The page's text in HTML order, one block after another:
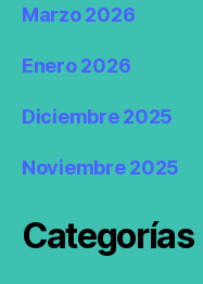
Marzo 2026
Enero 2026
Diciembre 2025
Noviembre 2025
Categorías